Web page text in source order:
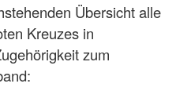
Übersicht alle
Kreuzes in
zum